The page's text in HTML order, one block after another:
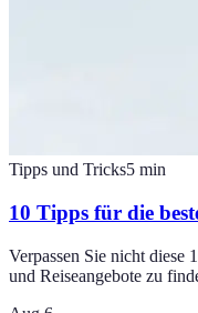
Tipps und Tricks5 min
10 Tipps für die
Verpassen Sie nicht diese
und Reiseangebote zu